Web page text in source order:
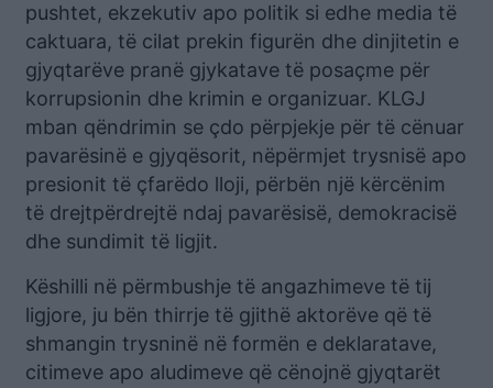
pushtet, ekzekutiv apo politik si edhe media të
caktuara, të cilat prekin figurën dhe dinjitetin e
gjyqtarëve pranë gjykatave të posaçme për
korrupsionin dhe krimin e organizuar. KLGJ
mban qëndrimin se çdo përpjekje për të cënuar
pavarësinë e gjyqësorit, nëpërmjet trysnisë apo
presionit të çfarëdo lloji, përbën një kërcënim
të drejtpërdrejtë ndaj pavarësisë, demokracisë
dhe sundimit të ligjit.
Këshilli në përmbushje të angazhimeve të tij
ligjore, ju bën thirrje të gjithë aktorëve që të
shmangin trysninë në formën e deklaratave,
citimeve apo aludimeve që cënojnë gjyqtarët